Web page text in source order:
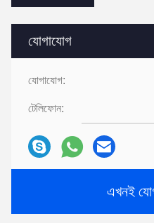
যোগাযোগ
যোগাযোগ:
টেলিফোন:
এখনই